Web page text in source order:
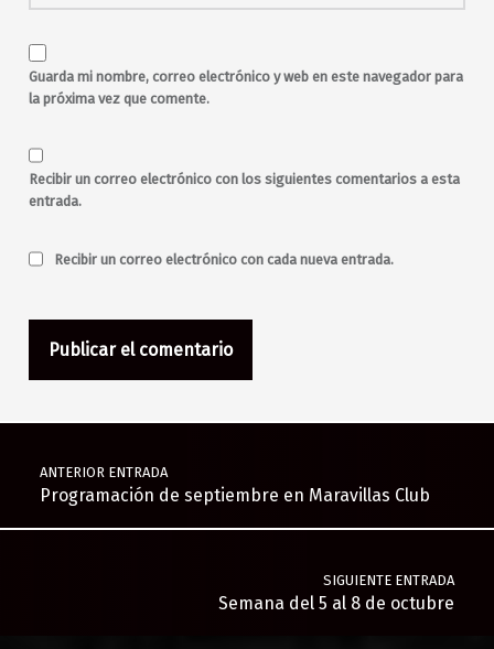
Guarda mi nombre, correo electrónico y web en este navegador para
la próxima vez que comente.
Recibir un correo electrónico con los siguientes comentarios a esta
entrada.
Recibir un correo electrónico con cada nueva entrada.
Navegación de entradas
ANTERIOR ENTRADA
Programación de septiembre en Maravillas Club
SIGUIENTE ENTRADA
Semana del 5 al 8 de octubre